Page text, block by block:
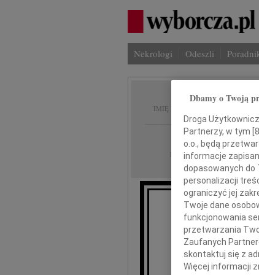
Nekrologi Odeszli
IMIĘ I NAZWISKO:
REGION: Radom
DATA EMISJI: 11.12.2020
Z
Dbamy o Twoją
Droga
Partnerzy, w tym [
o.o., będą
informacje
dopasowanych do
personalizacji
ograniczyć jej
Twoje dane
funkcjonowania
przetwarzania
Zaufanych
skontaktuj się z
Więcej informacji